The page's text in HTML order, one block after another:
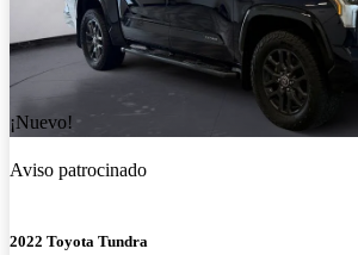
¡Nuevo!
Aviso patrocinado
2022 Toyota Tundra